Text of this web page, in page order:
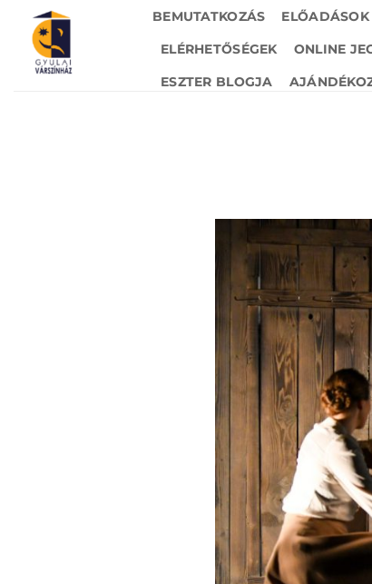
content
BEMUTATKOZÁS ELŐADÁSOK
ELÉRHETŐSÉGEK
ONLINE
ESZTER BLOGJA